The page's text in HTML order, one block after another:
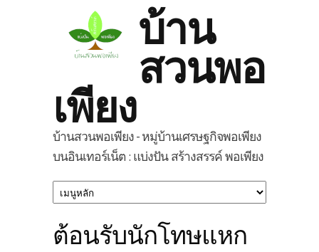
บ้าน
สวนพอ
เพียง
บ้านสวนพอเพียง - หมู่บ้านเศรษฐกิจพอเพียง
บนอินเทอร์เน็ต : แบ่งปัน สร้างสรรค์ พอเพียง
ต้อนรับนักโทษแหก